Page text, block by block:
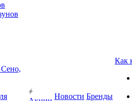
Новости Бренды
Как